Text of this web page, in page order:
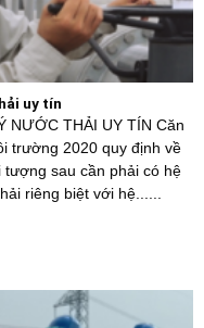
uy tín
NƯỚC THẢI UY TÍN Căn
trường 2020 quy định về
sau cần phải có hệ
riêng biệt với hệ......